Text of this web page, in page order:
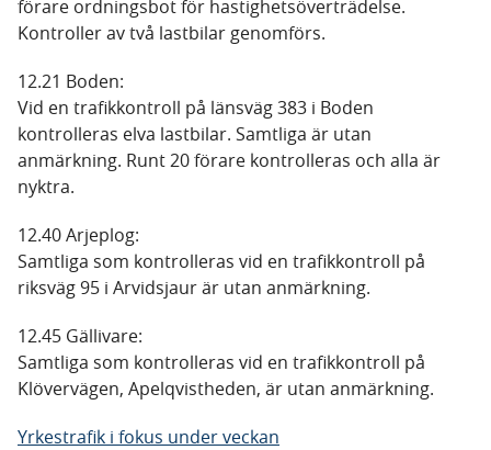
förare ordningsbot för hastighetsöverträdelse.
Kontroller av två lastbilar genomförs.
12.21 Boden:
Vid en trafikkontroll på länsväg 383 i Boden
kontrolleras elva lastbilar. Samtliga är utan
anmärkning. Runt 20 förare kontrolleras och alla är
nyktra.
12.40 Arjeplog:
Samtliga som kontrolleras vid en trafikkontroll på
riksväg 95 i Arvidsjaur är utan anmärkning.
12.45 Gällivare:
Samtliga som kontrolleras vid en trafikkontroll på
Klövervägen, Apelqvistheden, är utan anmärkning.
Yrkestrafik i fokus under veckan